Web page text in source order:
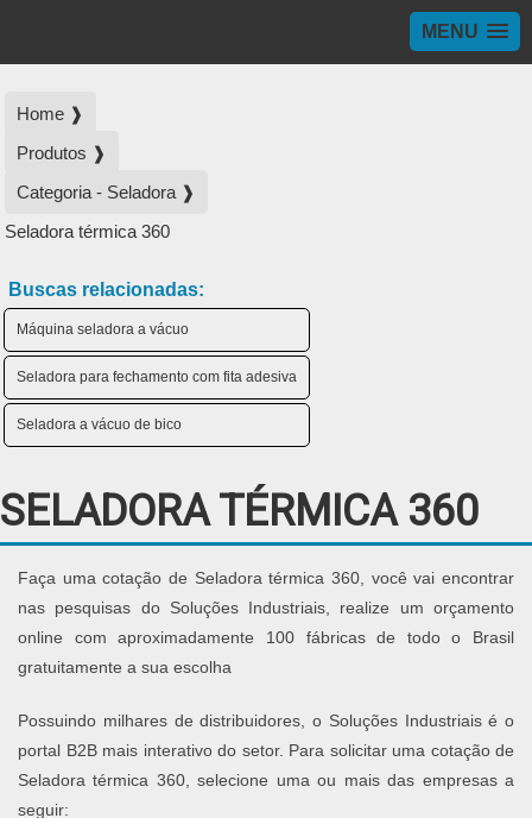
MENU
Home ❱
Produtos ❱
Categoria - Seladora ❱
Seladora térmica 360
Buscas relacionadas:
Máquina seladora a vácuo
Seladora para fechamento com fita adesiva
Seladora a vácuo de bico
SELADORA TÉRMICA 360
Faça uma cotação de Seladora térmica 360, você vai encontrar
nas pesquisas do Soluções Industriais, realize um orçamento
online com aproximadamente 100 fábricas de todo o Brasil
gratuitamente a sua escolha
Possuindo milhares de distribuidores, o Soluções Industriais é o
portal B2B mais interativo do setor. Para solicitar uma cotação de
Seladora térmica 360, selecione uma ou mais das empresas a
seguir: